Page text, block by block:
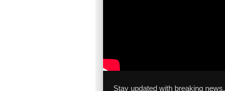
Stay updated with breaking news,